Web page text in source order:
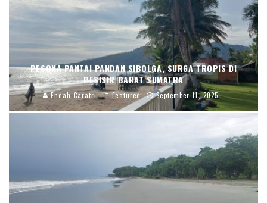
PESONA PANTAI PANDAN SIBOLGA, SURGA TROPIS DI
PESISIR BARAT SUMATRA
Endah Caratri Featured September 11, 2025